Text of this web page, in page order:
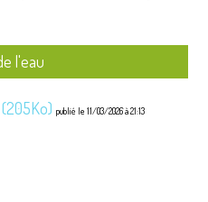
l'eau
(205Ko)publié le 11/03/2026 à 21:13